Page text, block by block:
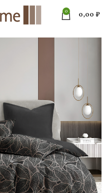
0 0,00 ₽